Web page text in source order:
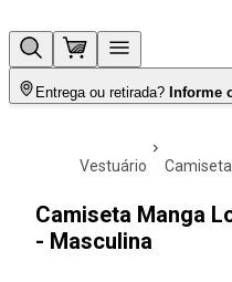
Entrega ou retirada? Informe
vestuário
Camiseta Manga
- Masculina